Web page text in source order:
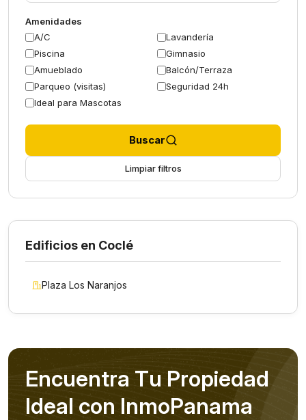
Amenidades
A/C
Lavandería
Piscina
Gimnasio
Amueblado
Balcón/Terraza
Parqueo (visitas)
Seguridad 24h
Ideal para Mascotas
Buscar
Limpiar filtros
Edificios en Coclé
Plaza Los Naranjos
Encuentra Tu Propiedad
Ideal con InmoPanama